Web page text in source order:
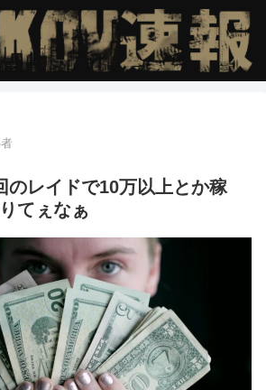
のレイドで10万以上とか稼
てぇなぁ